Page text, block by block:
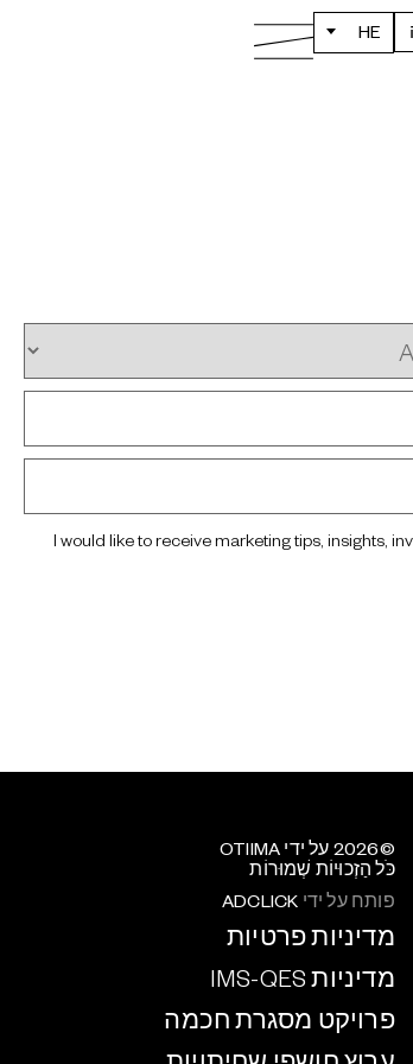
HE
I would like to receive marketing tips, insights,
©2026 על ידי OTIIMA
כֹּל הַזְכוּיוֹת שְׁמוּרוֹת
פותח על ידי ADCLICK
מדיניות פרטיות
מדיניות IMS-QES
פרויקט מסגרת חכמה